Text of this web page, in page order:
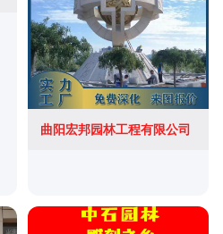
曲阳宏邦园林工程有限公司